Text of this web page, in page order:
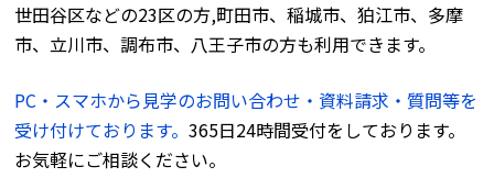
世田谷区などの23区の方,町田市、稲城市、狛江市、多摩
市、立川市、調布市、八王子市の方も利用できます。
PC・スマホから見学のお問い合わせ・資料請求・質問等を
受け付けております。365日24時間受付をしております。
お気軽にご相談ください。